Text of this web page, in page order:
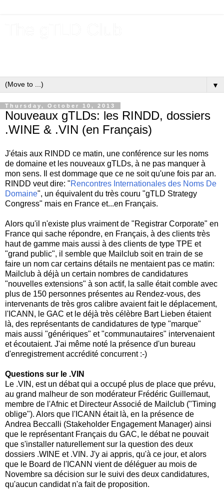
▼
Thursday, October 10, 2013
Nouveaux gTLDs: les RINDD, dossiers
.WINE & .VIN (en Français)
J'étais aux RINDD ce matin, une conférence sur les noms
de domaine et les nouveaux gTLDs, à ne pas manquer à
mon sens. Il est dommage que ce ne soit qu'une fois par an.
RINDD veut dire: "Rencontres Internationales des Noms De
Domaine", un équivalent du très couru "gTLD Strategy
Congress" mais en France et...en Français.
Alors qu'il n'existe plus vraiment de "Registrar Corporate" en
France qui sache répondre, en Français, à des clients très
haut de gamme mais aussi à des clients de type TPE et
"grand public", il semble que Mailclub soit en train de se
faire un nom car certains détails ne mentaient pas ce matin:
Mailclub à déjà un certain nombres de candidatures
"nouvelles extensions" à son actif, la salle était comble avec
plus de 150 personnes présentes au Rendez-vous, des
intervenants de très gros calibre avaient fait le déplacement,
l'ICANN, le GAC et le déjà très célèbre Bart Lieben étaient
là, des représentants de candidatures de type "marque"
mais aussi "génériques" et "communautaires" intervenaient
et écoutaient. J'ai même noté la présence d'un bureau
d'enregistrement accrédité concurrent :-)
Questions sur le .VIN
Le .VIN, est un débat qui a occupé plus de place que prévu,
au grand malheur de son modérateur Frédéric Guillemaut,
membre de l'Afnic et Directeur Associé de Mailclub ("Timing
oblige"). Alors que l'ICANN était là, en la présence de
Andrea Beccalli (Stakeholder Engagement Manager) ainsi
que le représentant Français du GAC, le débat ne pouvait
que s'installer naturellement sur la question des deux
dossiers .WINE et .VIN. J'y ai appris, qu'à ce jour, et alors
que le Board de l'ICANN vient de déléguer au mois de
Novembre sa décision sur le suivi des deux candidatures,
qu'aucun candidat n'a fait de proposition.